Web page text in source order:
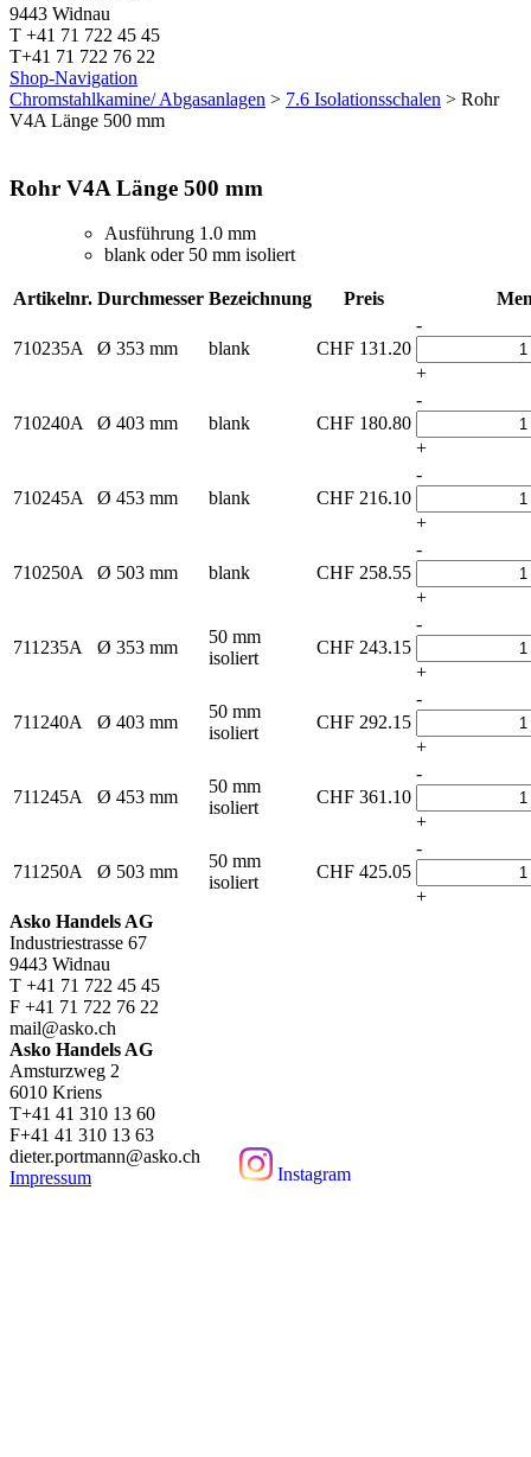
Instagram
9443 Widnau
T +41 71 722 45 45
T+41 71 722 76 22
Shop-Navigation
Chromstahlkamine/ Abgasanlagen > 7.6 Isolationsschalen > Rohr
V4A Länge 500 mm
Rohr V4A Länge 500 mm
Ausführung 1.0 mm
blank oder 50 mm isoliert
Artikelnr. Durchmesser Bezeichnung Preis
710235A Ø 353 mm blank CHF 131.20
-
+
710240A Ø 403 mm blank CHF 180.80
-
+
710245A Ø 453 mm blank CHF 216.10
-
+
710250A Ø 503 mm blank CHF 258.55
-
+
711235A Ø 353 mm
50 mm
isoliert
CHF 243.15
-
+
711240A Ø 403 mm
50 mm
isoliert
CHF 292.15
-
+
711245A Ø 453 mm
50 mm
isoliert
CHF 361.10
-
+
711250A Ø 503 mm
50 mm
isoliert
CHF 425.05
-
+
Asko Handels AG
Industriestrasse 67
9443 Widnau
T +41 71 722 45 45
F +41 71 722 76 22
mail@asko.ch
Asko Handels AG
Amsturzweg 2
6010 Kriens
T+41 41 310 13 60
F+41 41 310 13 63
dieter.portmann@asko.ch
Impressum